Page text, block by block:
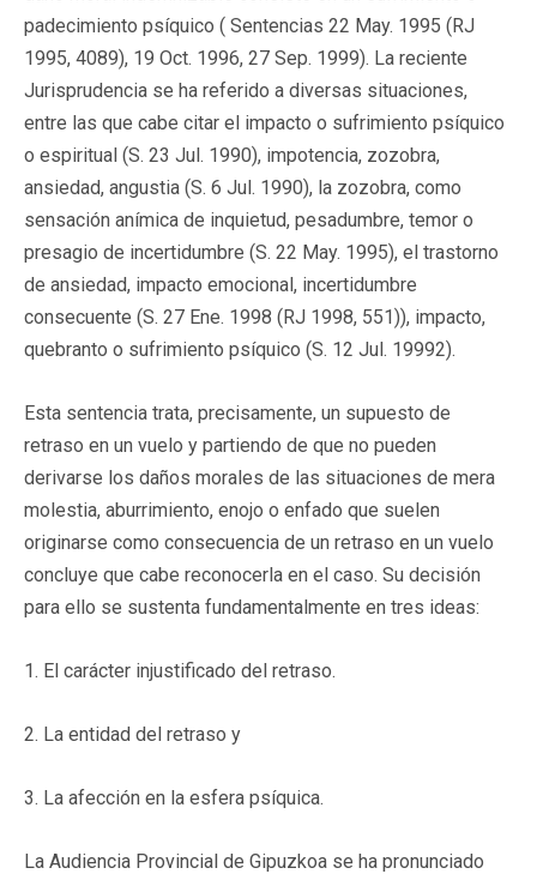
padecimiento psíquico ( Sentencias 22 May. 1995 (RJ
1995, 4089), 19 Oct. 1996, 27 Sep. 1999). La reciente
Jurisprudencia se ha referido a diversas situaciones,
entre las que cabe citar el impacto o sufrimiento psíquico
o espiritual (S. 23 Jul. 1990), impotencia, zozobra,
ansiedad, angustia (S. 6 Jul. 1990), la zozobra, como
sensación anímica de inquietud, pesadumbre, temor o
presagio de incertidumbre (S. 22 May. 1995), el trastorno
de ansiedad, impacto emocional, incertidumbre
consecuente (S. 27 Ene. 1998 (RJ 1998, 551)), impacto,
quebranto o sufrimiento psíquico (S. 12 Jul. 19992).
Esta sentencia trata, precisamente, un supuesto de
retraso en un vuelo y partiendo de que no pueden
derivarse los daños morales de las situaciones de mera
molestia, aburrimiento, enojo o enfado que suelen
originarse como consecuencia de un retraso en un vuelo
concluye que cabe reconocerla en el caso. Su decisión
para ello se sustenta fundamentalmente en tres ideas:
1. El carácter injustificado del retraso.
2. La entidad del retraso y
3. La afección en la esfera psíquica.
La Audiencia Provincial de Gipuzkoa se ha pronunciado